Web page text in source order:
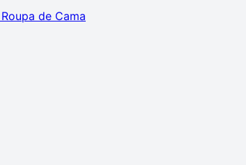
Roupa de Cama